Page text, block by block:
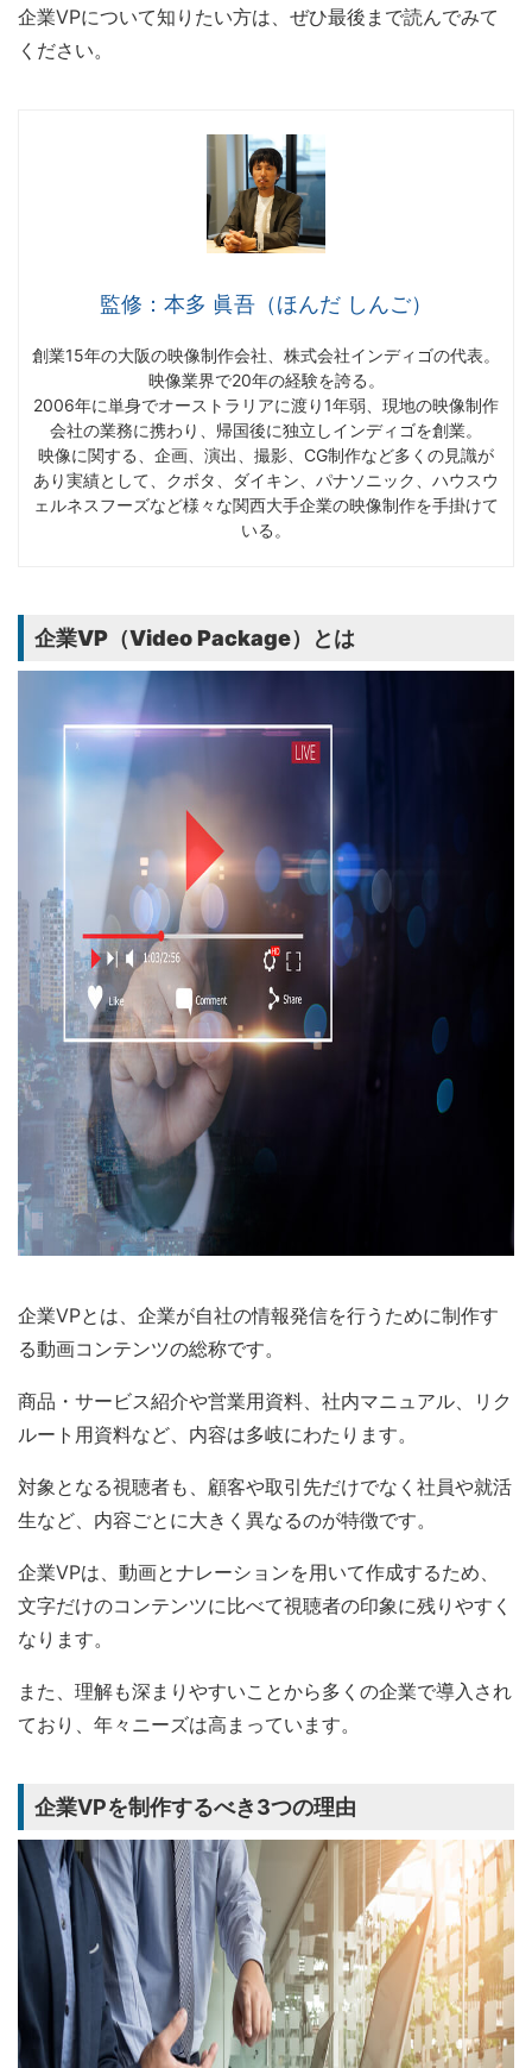
企業VPについて知りたい方は、ぜひ最後まで読んでみて
ください。
監修：本多 眞吾（ほんだ しんご）
創業15年の大阪の映像制作会社、株式会社インディゴの代表。
映像業界で20年の経験を誇る。
2006年に単身でオーストラリアに渡り1年弱、現地の映像制作
会社の業務に携わり、帰国後に独立しインディゴを創業。
映像に関する、企画、演出、撮影、CG制作など多くの見識が
あり実績として、クボタ、ダイキン、パナソニック、ハウスウ
ェルネスフーズなど様々な関西大手企業の映像制作を手掛けて
いる。
企業VP（Video Package）とは
企業VPとは、企業が自社の情報発信を行うために制作す
る動画コンテンツの総称です。
商品・サービス紹介や営業用資料、社内マニュアル、リク
ルート用資料など、内容は多岐にわたります。
対象となる視聴者も、顧客や取引先だけでなく社員や就活
生など、内容ごとに大きく異なるのが特徴です。
企業VPは、動画とナレーションを用いて作成するため、
文字だけのコンテンツに比べて視聴者の印象に残りやすく
なります。
また、理解も深まりやすいことから多くの企業で導入され
ており、年々ニーズは高まっています。
企業VPを制作するべき3つの理由